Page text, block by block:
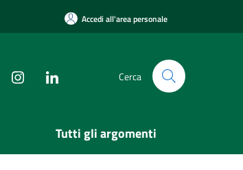
Accedi all'area personale
Cerca
Tutti gli argomenti